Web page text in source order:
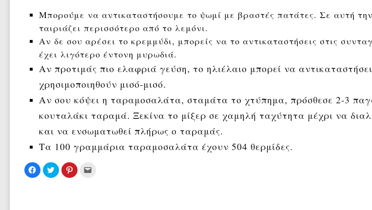
Μπορούμε να αντικαταστήσουμε το ψωμί με βραστές πατάτες. Σε αυτή την
ταιριάζει περισσότερο από το λεμόνι.
Αν δε σου αρέσει το κρεμμύδι, μπορείς να το αντικαταστήσεις στις
έχει λιγότερο έντονη μυρωδιά.
Αν προτιμάς πιο ελαφριά γεύση, το ηλιέλαιο μπορεί να
χρησιμοποιηθούν μισό-μισό.
Αν σου κόψει η ταραμοσαλάτα, σταμάτα το χτύπημα, πρόσθεσε 2-3
κουταλάκι ταραμά. Ξεκίνα το μίξερ σε χαμηλή ταχύτητα μέχρι να
και να ενσωματωθεί πλήρως ο ταραμάς.
Τα 100 γραμμάρια ταραμοσαλάτα έχουν 504 θερμίδες.
Πατήστε
για
κοινοποίηση
Κλικ
για
κοινοποίηση
Κλικ
για